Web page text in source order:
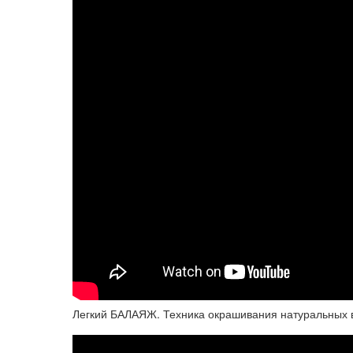
Легкий БАЛАЯЖ. Техника окрашивания натуральных